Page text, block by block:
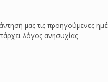
μας τις προηγούμενες
λόγος ανησυχίας